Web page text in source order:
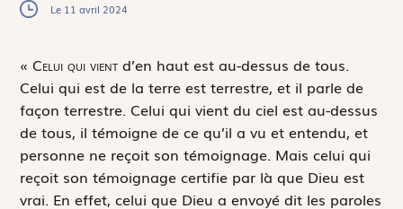
Le 11 avril 2024
«Celui qui vient d’en haut est au-dessus de tous.
Celui qui est de la terre est terrestre, et il parle de
façon terrestre. Celui qui vient du ciel est au-dessus
de tous, il témoigne de ce qu’il a vu et entendu, et
personne ne reçoit son témoignage. Mais celui qui
reçoit son témoignage certifie par là que Dieu est
vrai. En effet, celui que Dieu a envoyé dit les paroles